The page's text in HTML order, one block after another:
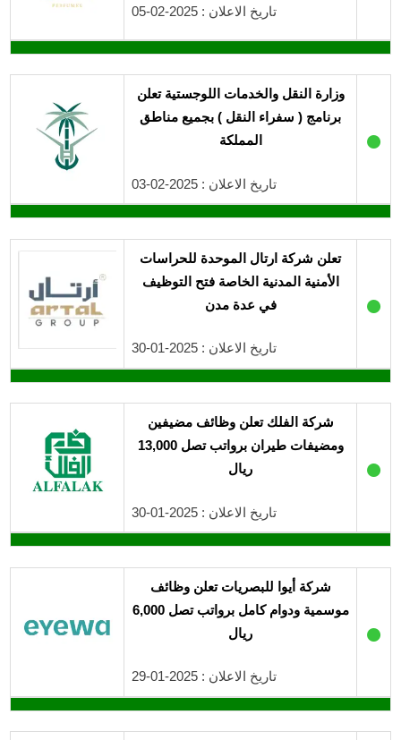
تاريخ الاعلان : 2025-02-05
●
وزارة النقل والخدمات اللوجستية تعلن
برنامج ( سفراء النقل ) بجميع مناطق
المملكة
تاريخ الاعلان : 2025-02-03
●
تعلن شركة ارتال الموحدة للحراسات
الأمنية المدنية الخاصة فتح التوظيف
في عدة مدن
تاريخ الاعلان : 2025-01-30
●
شركة الفلك تعلن وظائف مضيفين
ومضيفات طيران برواتب تصل 13,000
ريال
تاريخ الاعلان : 2025-01-30
●
شركة أيوا للبصريات تعلن وظائف
موسمية ودوام كامل برواتب تصل 6,000
ريال
تاريخ الاعلان : 2025-01-29